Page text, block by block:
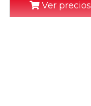
Ver